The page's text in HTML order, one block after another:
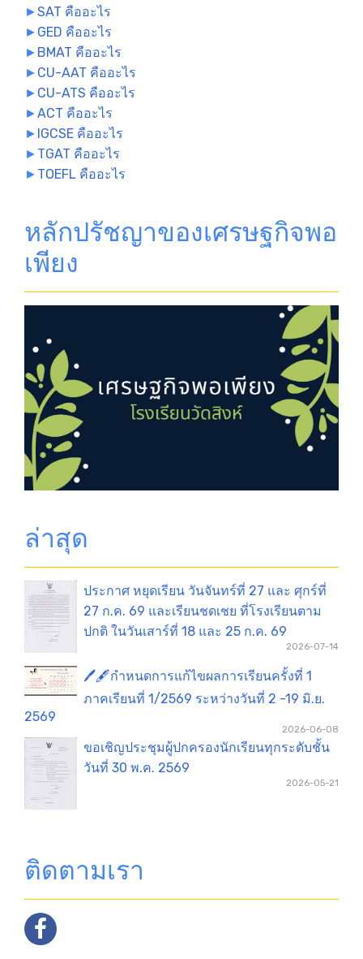
►SAT คืออะไร
► GED คืออะไร
► BMAT คืออะไร
► CU-AAT คืออะไร
► CU-ATS คืออะไร
►ACT คืออะไร
► IGCSE คืออะไร
► TGAT คืออะไร
► TOEFL คืออะไร
หลักปรัชญาของเศรษฐกิจพอ
เพียง
ล่าสุด
ประกาศ หยุดเรียน วันจันทร์ที่ 27 และ ศุกร์ที่
27 ก.ค. 69 และเรียนชดเชย ที่โรงเรียนตาม
ปกติ ในวันเสาร์ที่ 18 และ 25 ก.ค. 69
2026-07-14
🖊️🖋️กำหนดการแก้ไขผลการเรียนครั้งที่ 1
ภาคเรียนที่ 1/2569 ระหว่างวันที่ 2 -19 มิ.ย.
2569
2026-06-08
ขอเชิญประชุมผู้ปกครองนักเรียนทุกระดับชั้น
วันที่ 30 พ.ค. 2569
2026-05-21
ติดตามเรา